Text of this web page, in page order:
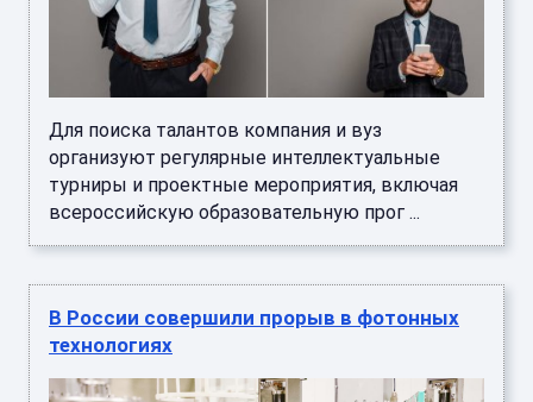
Для поиска талантов компания и вуз
организуют регулярные интеллектуальные
турниры и проектные мероприятия, включая
всероссийскую образовательную прог ...
В России совершили прорыв в фотонных
технологиях